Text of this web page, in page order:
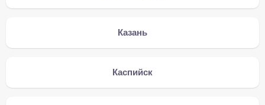
Казань
Каспийск